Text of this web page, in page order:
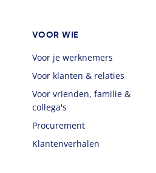
VOOR WIE
Voor je werknemers
Voor klanten & relaties
Voor vrienden, familie &
collega's
Procurement
Klantenverhalen